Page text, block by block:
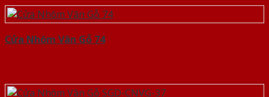
Cửa Nhôm Vân Gỗ 74